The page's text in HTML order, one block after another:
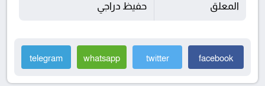
المعلق حفيظ دراجي
facebook
twitter
whatsapp
telegram